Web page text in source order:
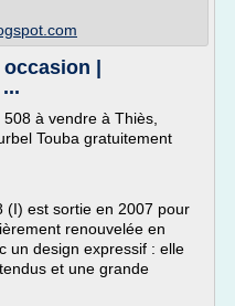
|
à vendre à Thiès,
Touba gratuitement
(I) est sortie en 2007 pour
renouvelée en
un design expressif : elle
et une grande